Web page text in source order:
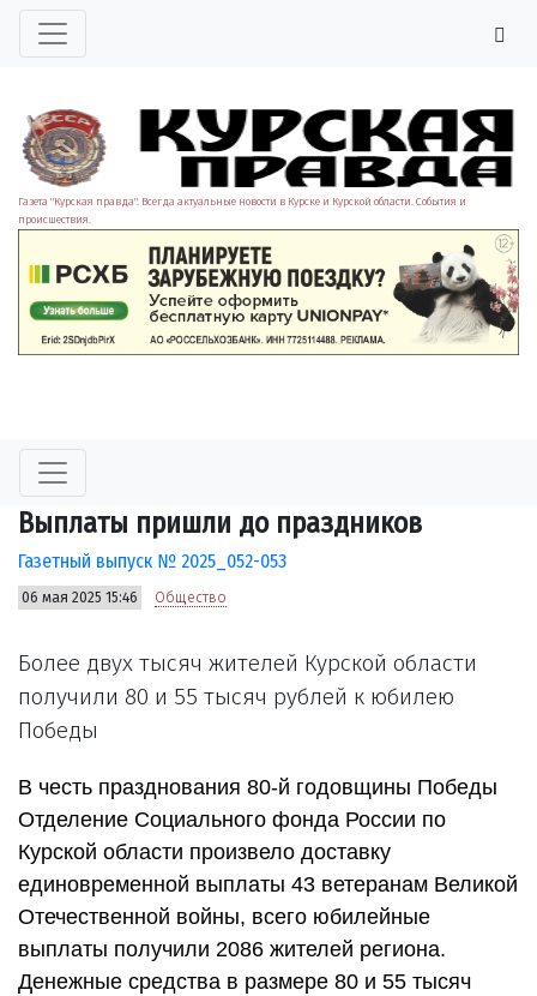
Газета "Курская правда". Всегда актуальные новости в Курске и Курской области. События и
происшествия.
Выплаты пришли до праздников
Газетный выпуск № 2025_052-053
06 мая 2025 15:46 Общество
Более двух тысяч жителей Курской области
получили 80 и 55 тысяч рублей к юбилею
Победы
В честь празднования 80-й годовщины Победы
Отделение Социального фонда России по
Курской области произвело доставку
единовременной выплаты 43 ветеранам Великой
Отечественной войны, всего юбилейные
выплаты получили 2086 жителей региона.
Денежные средства в размере 80 и 55 тысяч